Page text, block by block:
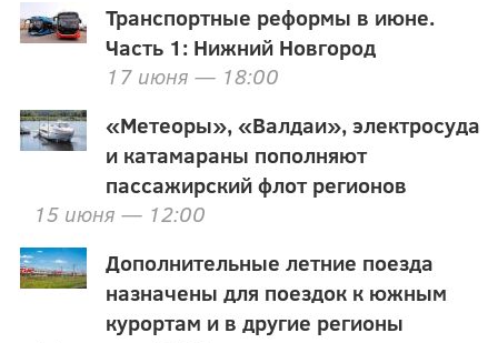
Транспортные реформы в июне.
Часть 1: Нижний Новгород
17 июня — 18:00
«Метеоры», «Валдаи», электросуда
и катамараны пополняют
пассажирский флот регионов
15 июня — 12:00
Дополнительные летние поезда
назначены для поездок к южным
курортам и в другие регионы